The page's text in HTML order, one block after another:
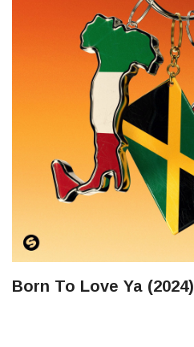
Born To Love Ya (2024)